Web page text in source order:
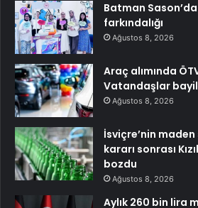
Batman
farkındalığı
Ağustos 8, 2026
Araç alımında
Vatandaşlar
Ağustos 8, 2026
İsviçre’nin
kararı sonrası
bozdu
Ağustos 8, 2026
Aylık 260 bin lira